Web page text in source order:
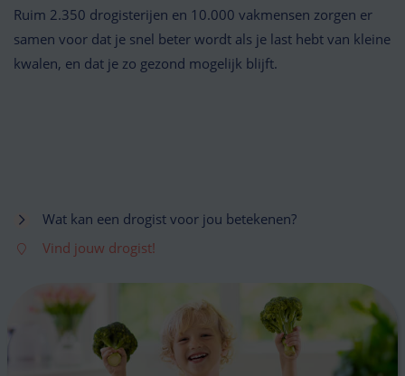
Ruim 2.350 drogisterijen en 10.000 vakmensen zorgen er
samen voor dat je snel beter wordt als je last hebt van kleine
kwalen, en dat je zo gezond mogelijk blijft.
Wat kan een drogist voor jou betekenen?
Vind jouw drogist!